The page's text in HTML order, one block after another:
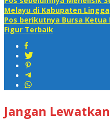
Melayu di Kabupaten Lingga
Pos berikutnya Bursa Ketua
Figur Terbaik
Jangan Lewatkan